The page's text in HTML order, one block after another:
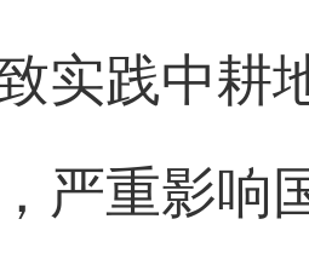
实践中耕
严重影响